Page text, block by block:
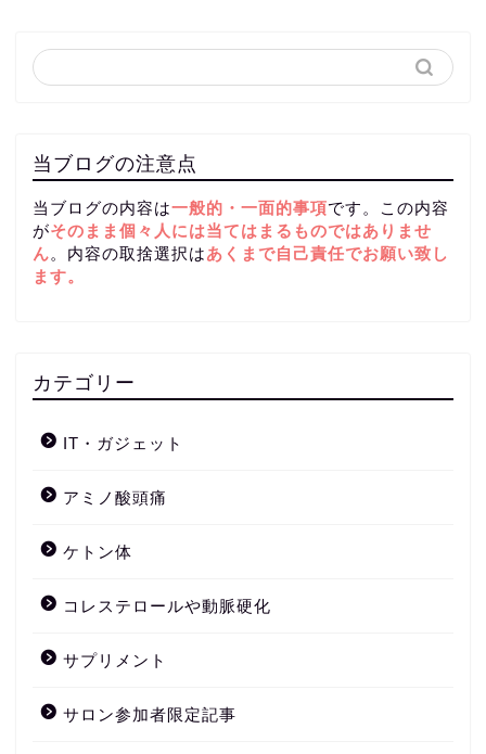
当ブログの注意点
当ブログの内容は一般的・一面的事項です。この内容
がそのまま個々人には当てはまるものではありませ
ん。内容の取捨選択はあくまで自己責任でお願い致し
ます。
カテゴリー
IT・ガジェット
アミノ酸頭痛
ケトン体
コレステロールや動脈硬化
サプリメント
サロン参加者限定記事